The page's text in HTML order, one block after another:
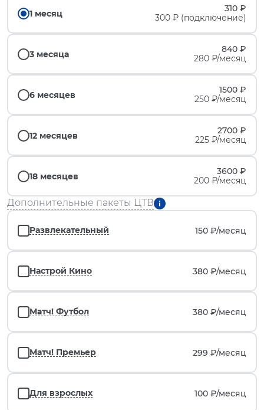
1 месяц
310 ₽
300 ₽ (подключение)
3 месяца
840 ₽
280 ₽/месяц
6 месяцев
1500 ₽
250 ₽/месяц
12 месяцев
2700 ₽
225 ₽/месяц
18 месяцев
3600 ₽
200 ₽/месяц
Дополнительные пакеты ЦТВ
Развлекательный 150 ₽/месяц
Настрой Кино 380 ₽/месяц
Матч! Футбол 380 ₽/месяц
Матч! Премьер 299 ₽/месяц
Для взрослых 100 ₽/месяц